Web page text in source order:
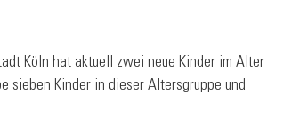
Köln hat aktuell zwei neue Kinder im Alter
sieben Kinder in dieser Altersgruppe und